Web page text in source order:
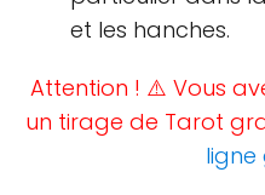
et les hanches.
Attention ! ⚠️ Vous
un tirage de Tarot